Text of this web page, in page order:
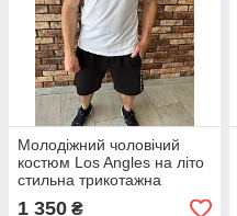
Молодіжний чоловічий
костюм Los Angles на літо
стильна трикотажна
футболка та шорти Біло-
1 350 ₴